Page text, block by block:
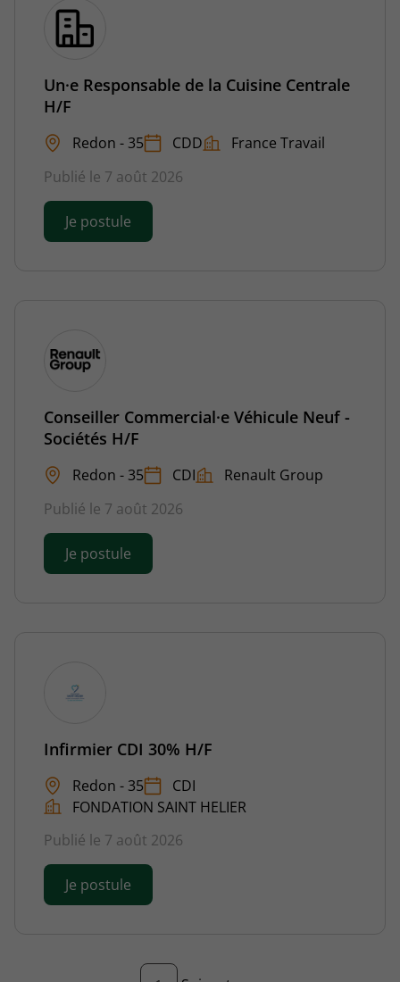
Un·e Responsable de la Cuisine Centrale
H/F
Redon - 35 CDD
France Travail
Publié le 7 août 2026
Je postule
Conseiller Commercial·e Véhicule Neuf -
Sociétés H/F
Redon - 35 CDI
Renault Group
Publié le 7 août 2026
Je postule
Infirmier CDI 30% H/F
Redon - 35
CDI
FONDATION SAINT HELIER
Publié le 7 août 2026
Je postule